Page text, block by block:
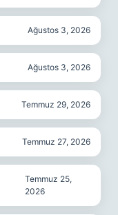
Ağustos 3, 2026
Ağustos 3, 2026
Temmuz 29, 2026
Temmuz 27, 2026
Temmuz 25,
2026